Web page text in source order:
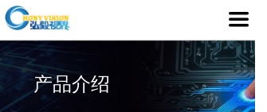
끀
首页
产品介绍
行业应用产品介绍